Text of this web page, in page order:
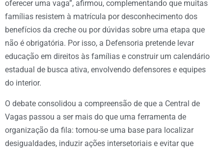
oferecer uma vaga”, afirmou, complementando que muitas
famílias resistem à matrícula por desconhecimento dos
benefícios da creche ou por dúvidas sobre uma etapa que
não é obrigatória. Por isso, a Defensoria pretende levar
educação em direitos às famílias e construir um calendário
estadual de busca ativa, envolvendo defensores e equipes
do interior.
O debate consolidou a compreensão de que a Central de
Vagas passou a ser mais do que uma ferramenta de
organização da fila: tornou-se uma base para localizar
desigualdades, induzir ações intersetoriais e evitar que